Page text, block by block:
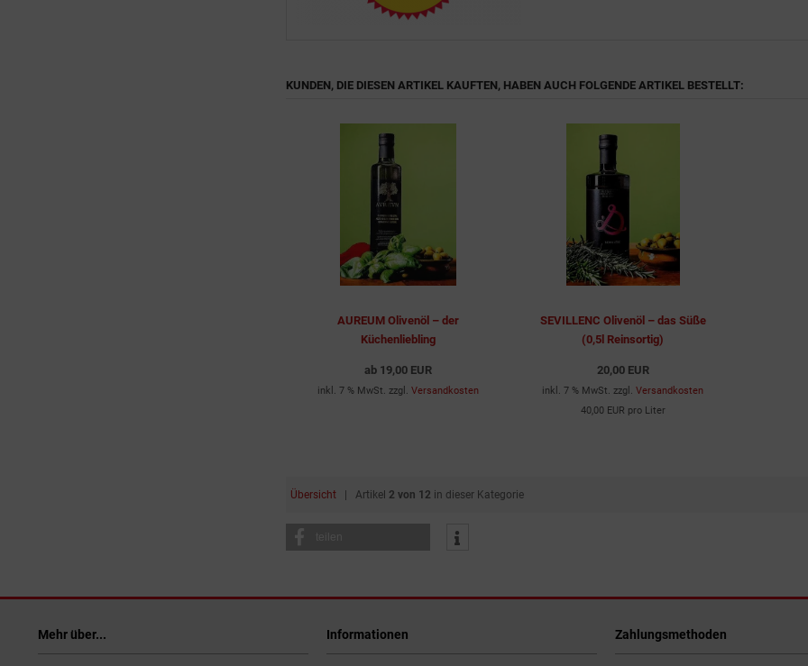
KUNDEN, DIE DIESEN ARTIKEL KAUFTEN, HABEN AUCH FOLGENDE ARTIKEL BESTELLT:
AUREUM Olivenöl – der
Küchenliebling
ab 19,00 EUR
inkl. 7 % MwSt. zzgl. Versandkosten
SEVILLENC Olivenöl – das Süße
(0,5l Reinsortig)
20,00 EUR
inkl. 7 % MwSt. zzgl. Versandkosten
40,00 EUR pro Liter
Übersicht | Artikel 2 von 12 in dieser Kategorie
teilen
Mehr über... Informationen Zahlungsmethoden